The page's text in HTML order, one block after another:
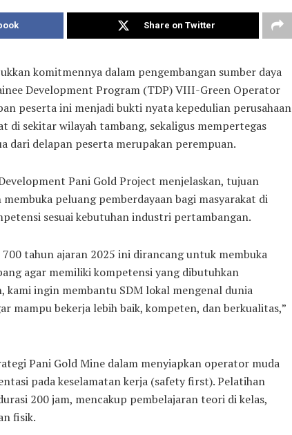
Share on Twitter
komitmennya dalam pengembangan sumber daya
Development Program (TDP) VIII-Green Operator
peserta ini menjadi bukti nyata kepedulian perusahaan
di sekitar wilayah tambang, sekaligus mempertegas
dari delapan peserta merupakan perempuan.
Pani Gold Project menjelaskan, tujuan
peluang pemberdayaan bagi masyarakat di
sesuai kebutuhan industri pertambangan.
tahun ajaran 2025 ini dirancang untuk membuka
agar memiliki kompetensi yang dibutuhkan
kami ingin membantu SDM lokal mengenal dunia
mampu bekerja lebih baik, kompeten, dan berkualitas,”
Pani Gold Mine dalam menyiapkan operator muda
pada keselamatan kerja (safety first). Pelatihan
200 jam, mencakup pembelajaran teori di kelas,
fisik.